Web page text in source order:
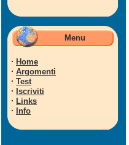
Menu
· Home
· Argomenti
· Test
· Iscriviti
· Links
· Info